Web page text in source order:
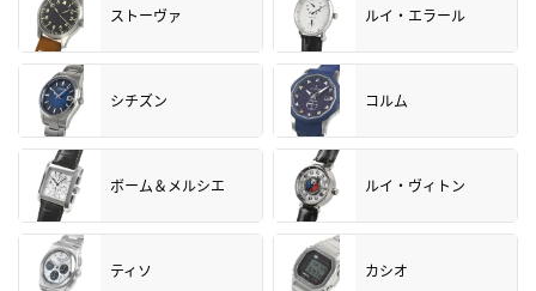
ストーヴァ ルイ・エラール
シチズン コルム
ボーム＆メルシエ ルイ・ヴィトン
ティソ カシオ